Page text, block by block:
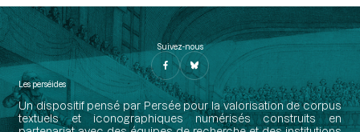
Suivez-nous
Les perséides
Un dispositif pensé par Persée pour la valorisation de corpus
textuels et iconographiques numérisés construits en